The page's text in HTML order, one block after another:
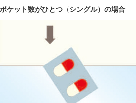
ポケット数がひとつ（シングル）の場合